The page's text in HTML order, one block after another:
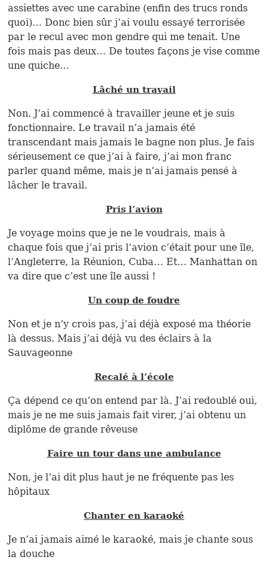
assiettes avec une carabine (enfin des trucs ronds
quoi)… Donc bien sûr j’ai voulu essayé terrorisée
par le recul avec mon gendre qui me tenait. Une
fois mais pas deux… De toutes façons je vise comme
une quiche…
Lâché un travail
Non. J’ai commencé à travailler jeune et je suis
fonctionnaire. Le travail n’a jamais été
transcendant mais jamais le bagne non plus. Je fais
sérieusement ce que j’ai à faire, j’ai mon franc
parler quand même, mais je n’ai jamais pensé à
lâcher le travail.
Pris l’avion
Je voyage moins que je ne le voudrais, mais à
chaque fois que j’ai pris l’avion c’était pour une île,
l’Angleterre, la Réunion, Cuba… Et… Manhattan on
va dire que c’est une île aussi !
Un coup de foudre
Non et je n’y crois pas, j’ai déjà exposé ma théorie
là dessus. Mais j’ai déjà vu des éclairs à la
Sauvageonne
Recalé à l’école
Ça dépend ce qu’on entend par là. J’ai redoublé oui,
mais je ne me suis jamais fait virer, j’ai obtenu un
diplôme de grande rêveuse
Faire un tour dans une ambulance
Non, je l’ai dit plus haut je ne fréquente pas les
hôpitaux
Chanter en karaoké
Je n’ai jamais aimé le karaoké, mais je chante sous
la douche